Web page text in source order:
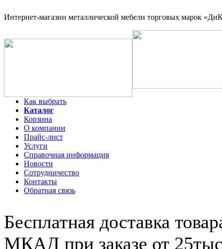
Интернет-магазин металлической мебели торговых марок
Как выбрать
Каталог
Корзина
О компании
Прайс-лист
Услуги
Справочная информация
Новости
Сотрудничество
Контакты
Обратная связь
Бесплатная доставка
МКАД при заказе от